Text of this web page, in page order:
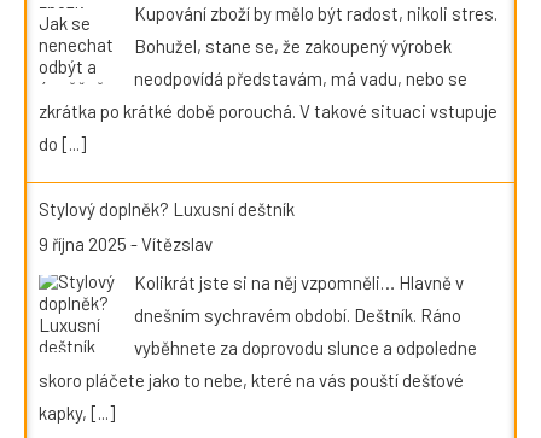
Kupování zboží by mělo být radost, nikoli stres.
Bohužel, stane se, že zakoupený výrobek
neodpovídá představám, má vadu, nebo se
zkrátka po krátké době porouchá. V takové situaci vstupuje
do [...]
Stylový doplněk? Luxusní deštník
9 října 2025 -Vítězslav
Kolikrát jste si na něj vzpomněli… Hlavně v
dnešním sychravém období. Deštník. Ráno
vyběhnete za doprovodu slunce a odpoledne
skoro pláčete jako to nebe, které na vás pouští dešťové
kapky, [...]